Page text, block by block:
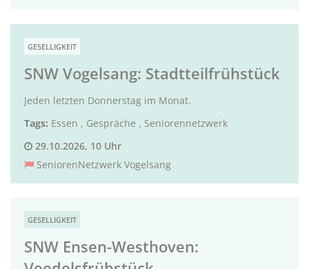
GESELLIGKEIT
SNW Vogelsang: Stadtteilfrühstück
Jeden letzten Donnerstag im Monat.
Tags: Essen , Gespräche , Seniorennetzwerk
29.10.2026, 10 Uhr
SeniorenNetzwerk Vogelsang
GESELLIGKEIT
SNW Ensen-Westhoven: